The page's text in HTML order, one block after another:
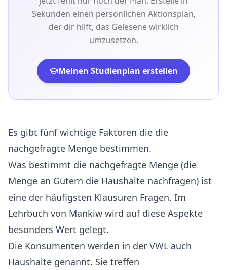
Sekunden einen persönlichen Aktionsplan,
der dir hilft, das Gelesene wirklich
umzusetzen.
Meinen Studienplan erstellen
Es gibt fünf wichtige Faktoren die die
nachgefragte Menge bestimmen.
Was bestimmt die nachgefragte Menge (die
Menge an Gütern die Haushalte nachfragen) ist
eine der häufigsten Klausuren Fragen. Im
Lehrbuch von Mankiw wird auf diese Aspekte
besonders Wert gelegt.
Die Konsumenten werden in der VWL auch
Haushalte genannt. Sie treffen